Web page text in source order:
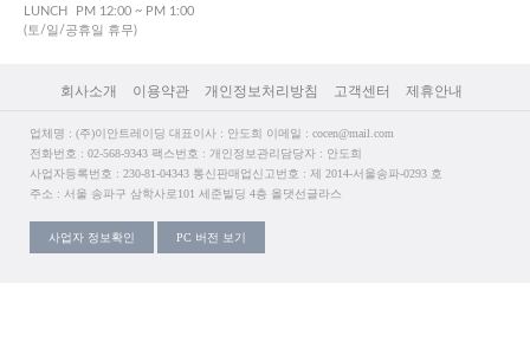
LUNCH
PM 12:00 ~ PM 1:00
(토/일/공휴일 휴무)
회사소개 이용약관 개인정보처리방침 고객센터 제휴안내
업체명 : (주)이안트레이딩 대표이사 : 안도희 이메일 : cocen@mail.com
전화번호 : 02-568-9343 팩스번호 : 개인정보관리담당자 : 안도희
사업자등록번호 : 230-81-04343 통신판매업신고번호 : 제 2014-서울송파-0293 호
주소 : 서울 송파구 삼학사로101 세준빌딩 4층 올댓선글라스
사업자 정보확인 PC 버전 보기